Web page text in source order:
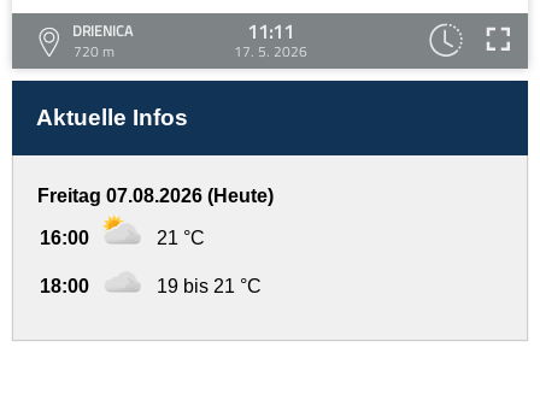
DRIENICA
720 m
11:11
17. 5. 2026
Aktuelle Infos
Freitag 07.08.2026 (Heute)
16:00 21 °C
18:00 19 bis 21 °C